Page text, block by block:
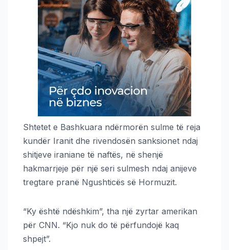
Shtetet e Bashkuara ndërmorën sulme të reja
kundër Iranit dhe rivendosën sanksionet ndaj
shitjeve iraniane të naftës, në shenjë
hakmarrjeje për një seri sulmesh ndaj anijeve
tregtare pranë Ngushticës së Hormuzit.
“Ky është ndëshkim”, tha një zyrtar amerikan
për CNN. “Kjo nuk do të përfundojë kaq
shpejt”.